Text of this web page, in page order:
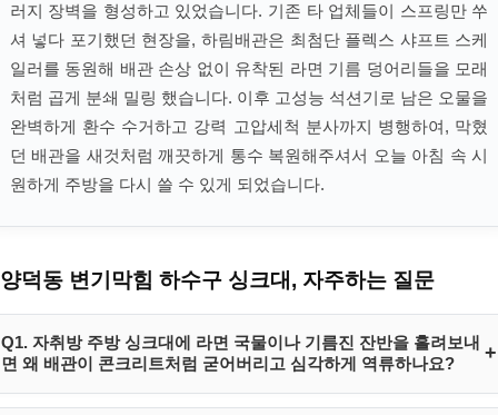
러지 장벽을 형성하고 있었습니다. 기존 타 업체들이 스프링만 쑤
셔 넣다 포기했던 현장을, 하림배관은 최첨단 플렉스 샤프트 스케
일러를 동원해 배관 손상 없이 유착된 라면 기름 덩어리들을 모래
처럼 곱게 분쇄 밀링 했습니다. 이후 고성능 석션기로 남은 오물을
완벽하게 환수 수거하고 강력 고압세척 분사까지 병행하여, 막혔
던 배관을 새것처럼 깨끗하게 통수 복원해주셔서 오늘 아침 속 시
원하게 주방을 다시 쓸 수 있게 되었습니다.
양덕동 변기막힘 하수구 싱크대, 자주하는 질문
Q1. 자취방 주방 싱크대에 라면 국물이나 기름진 잔반을 흘려보내
면 왜 배관이 콘크리트처럼 굳어버리고 심각하게 역류하나요?
+